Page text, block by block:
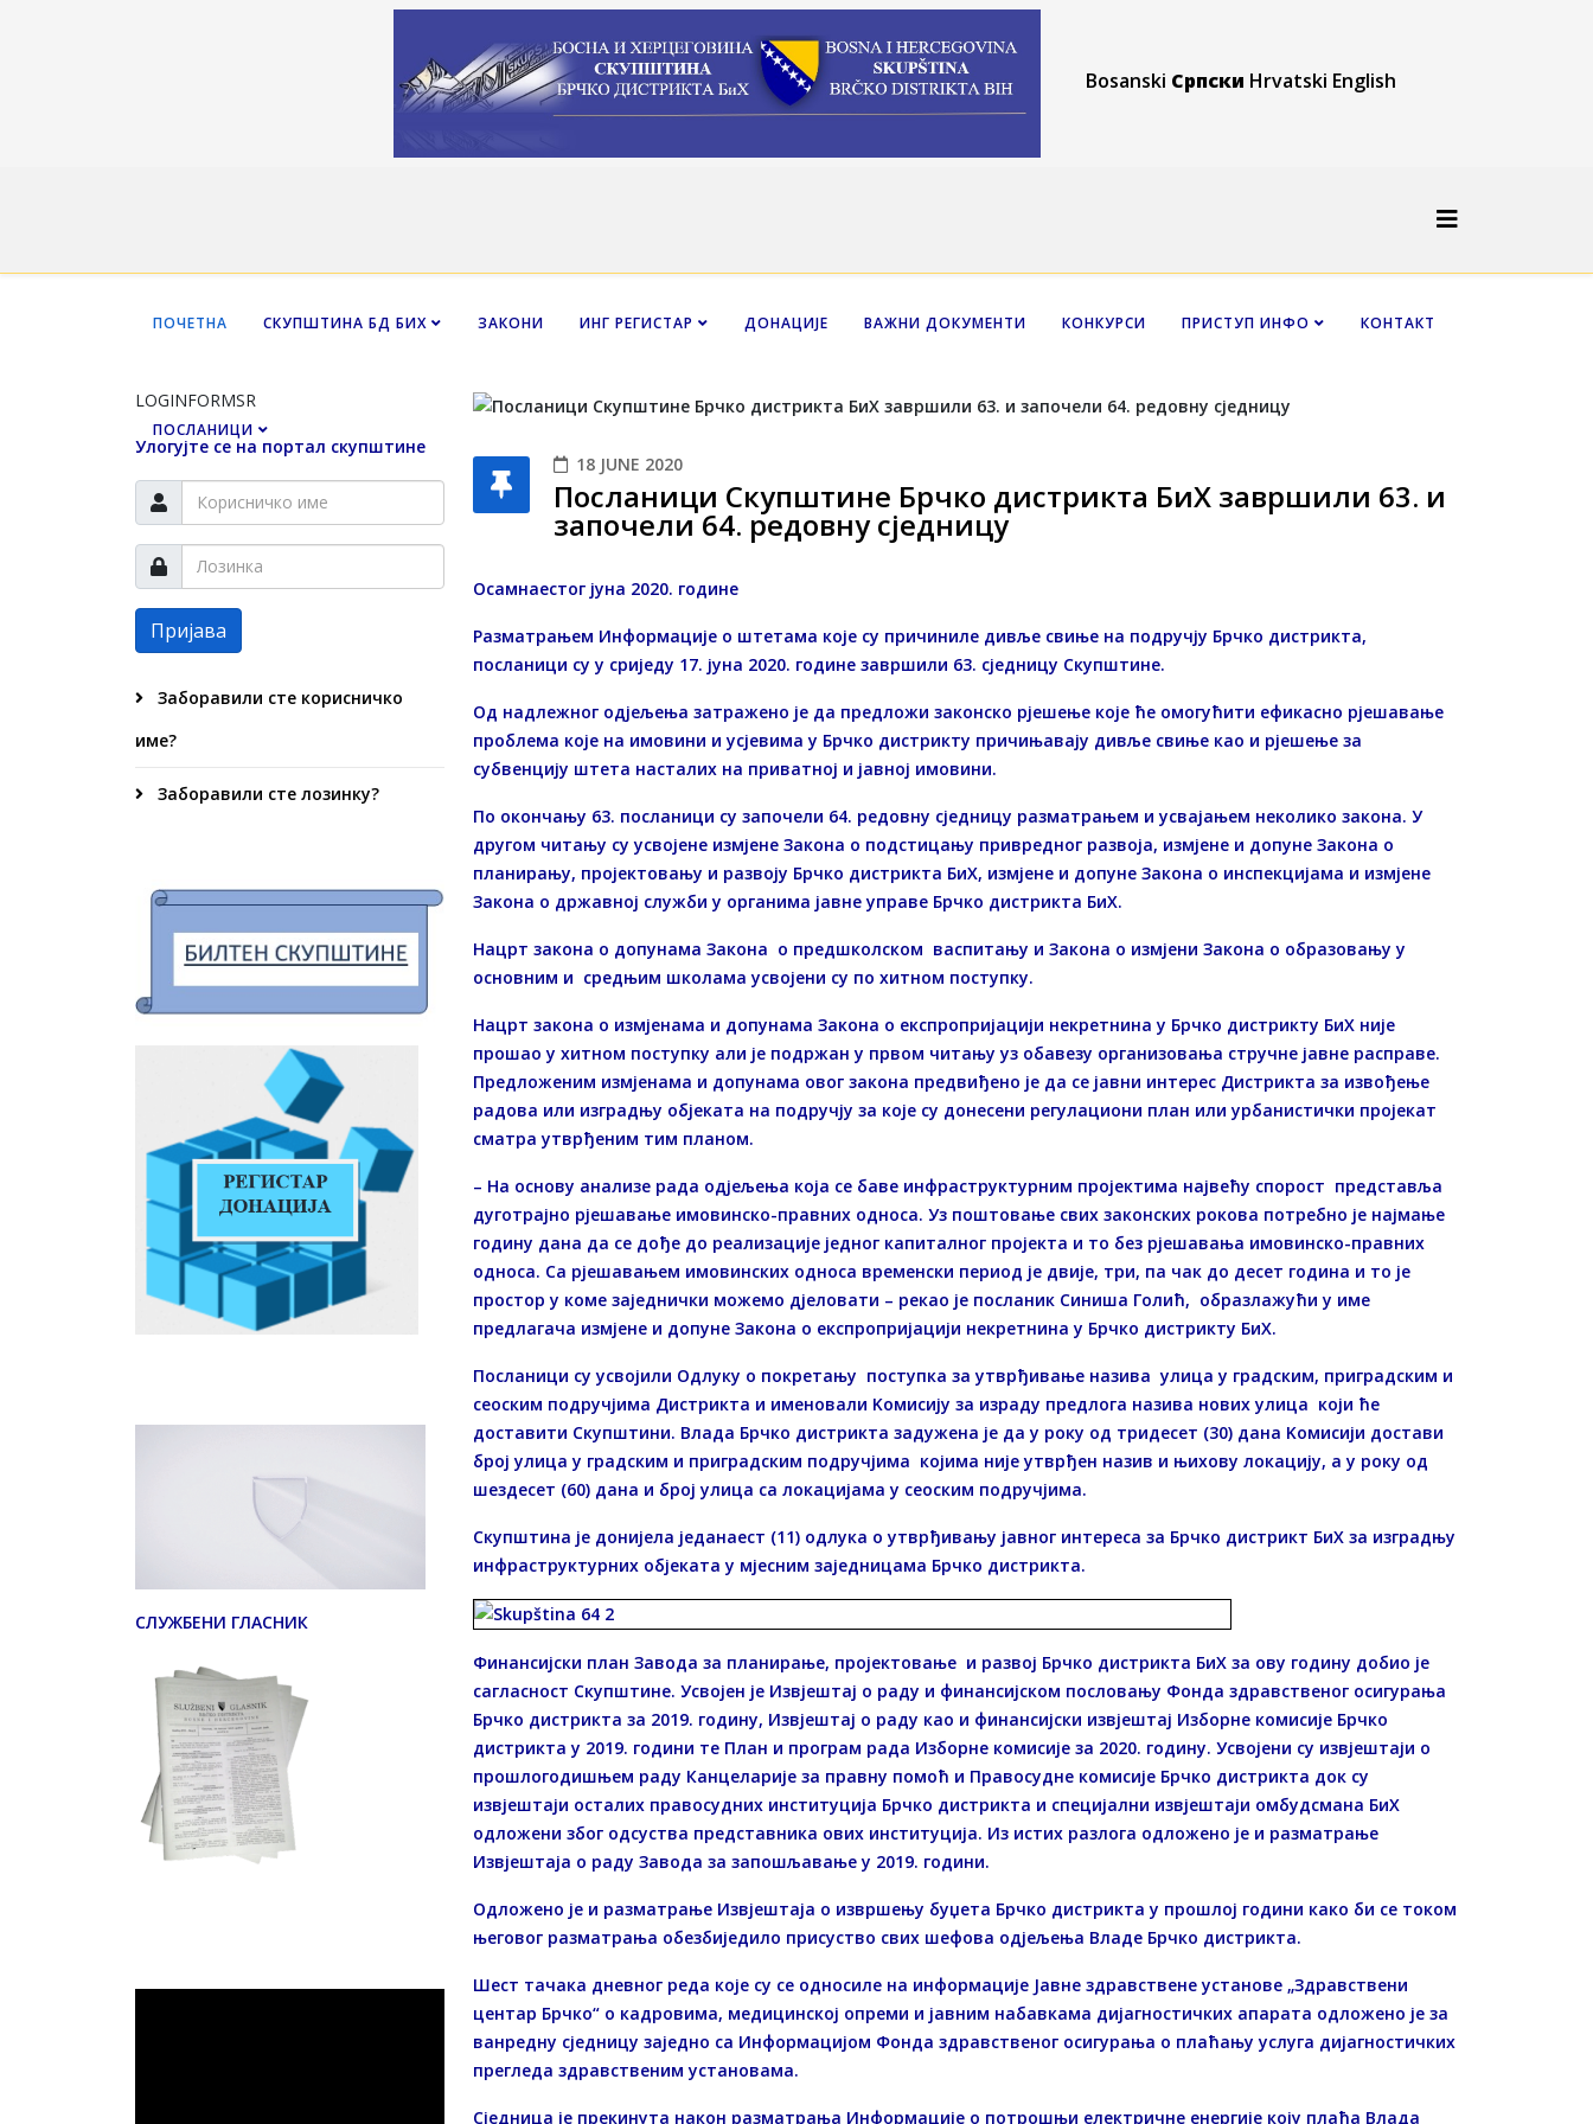
Bosanski Српски Hrvatski English
ПОЧЕТНА СКУПШТИНА БД БИХ ЗАКОНИ ИНГ РЕГИСТАР ДОНАЦИЈЕ ВАЖНИ ДОКУМЕНТИ КОНКУРСИ ПРИСТУП ИНФО КОНТАКТ
ПОСЛАНИЦИ
LOGINFORMSR
Улогујте се на портал скупштине
Пријава
Заборавили сте корисничко
име?
Заборавили сте лозинку?
СЛУЖБЕНИ ГЛАСНИК
18 JUNE 2020
Посланици Скупштине Брчко дистрикта БиХ завршили 63. и
започели 64. редовну сједницу
Осамнаестог јуна 2020. године
Разматрањем Информације о штетама које су причиниле дивље свиње на подручју Брчко дистрикта,
посланици су у сриједу 17. јуна 2020. године завршили 63. сједницу Скупштине.
Од надлежног одјељења затражено је да предложи законско рјешење које ће омогућити ефикасно рјешавање
проблема које на имовини и усјевима у Брчко дистрикту причињавају дивље свиње као и рјешење за
субвенцију штета насталих на приватној и јавној имовини.
По окончању 63. посланици су започели 64. редовну сједницу разматрањем и усвајањем неколико закона. У
другом читању су усвојене измјене Закона о подстицању привредног развоја, измјене и допуне Закона о
планирању, пројектовању и развоју Брчко дистрикта БиХ, измјене и допуне Закона о инспекцијама и измјене
Закона о државној служби у органима јавне управе Брчко дистрикта БиХ.
Нацрт закона о допунама Закона о предшколском васпитању и Закона о измјени Закона о образовању у
основним и средњим школама усвојени су по хитном поступку.
Нацрт закона о измјенама и допунама Закона о експропријацији некретнина у Брчко дистрикту БиХ није
прошао у хитном поступку али је подржан у првом читању уз обавезу организовања стручне јавне расправе.
Предложеним измјенама и допунама овог закона предвиђено је да се јавни интерес Дистрикта за извођење
радова или изградњу објеката на подручју за које су донесени регулациони план или урбанистички пројекат
сматра утврђеним тим планом.
– На основу анализе рада одјељења која се баве инфраструктурним пројектима највећу спорост представља
дуготрајно рјешавање имовинско-правних односа. Уз поштовање свих законских рокова потребно је најмање
годину дана да се дође до реализације једног капиталног пројекта и то без рјешавања имовинско-правних
односа. Са рјешавањем имовинских односа временски период је двије, три, па чак до десет година и то је
простор у коме заједнички можемо дјеловати – рекао је посланик Синиша Голић, образлажући у име
предлагача измјене и допуне Закона о експропријацији некретнина у Брчко дистрикту БиХ.
Посланици су усвојили Одлуку о покретању поступка за утврђивање назива улица у градским, приградским и
сеоским подручјима Дистрикта и именовали Kомисију за израду предлога назива нових улица који ће
доставити Скупштини. Влада Брчко дистрикта задужена је да у року од тридесет (30) дана Kомисији достави
број улица у градским и приградским подручјима којима није утврђен назив и њихову локацију, а у року од
шездесет (60) дана и број улица са локацијама у сеоским подручјима.
Скупштина је донијела једанаест (11) одлука о утврђивању јавног интереса за Брчко дистрикт БиХ за изградњу
инфраструктурних објеката у мјесним заједницама Брчко дистрикта.
Финансијски план Завода за планирање, пројектовање и развој Брчко дистрикта БиХ за ову годину добио је
сагласност Скупштине. Усвојен је Извјештај о раду и финансијском пословању Фонда здравственог осигурања
Брчко дистрикта за 2019. годину, Извјештај о раду као и финансијски извјештај Изборне комисије Брчко
дистрикта у 2019. години те План и програм рада Изборне комисије за 2020. годину. Усвојени су извјештаји о
прошлогодишњем раду Канцеларије за правну помоћ и Правосудне комисије Брчко дистрикта док су
извјештаји осталих правосудних институција Брчко дистрикта и специјални извјештаји омбудсмана БиХ
одложени због одсуства представника ових институција. Из истих разлога одложено је и разматрање
Извјештаја о раду Завода за запошљавање у 2019. години.
Одложено је и разматрање Извјештаја о извршењу буџета Брчко дистрикта у прошлој години како би се током
његовог разматрања обезбиједило присуство свих шефова одјељења Владе Брчко дистрикта.
Шест тачака дневног реда које су се односиле на информације Јавне здравствене установе „Здравствени
центар Брчко“ о кадровима, медицинској опреми и јавним набавкама дијагностичких апарата одложено је за
ванредну сједницу заједно са Информацијом Фонда здравственог осигурања о плаћању услуга дијагностичких
прегледа здравственим установама.
Сједница је прекинута након разматрања Информације о потрошњи електричне енергије коју плаћа Влада